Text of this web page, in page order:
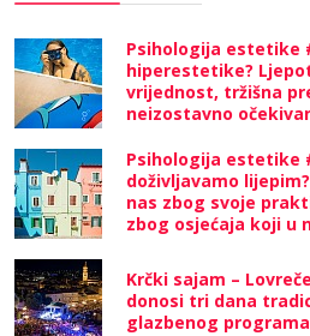
Psihologija estetike
hiperestetike?
vrijednost, tržišna
neizostavno
Psihologija estetike
doživljavamo
nas zbog svoje
zbog osjećaja koji u
Krčki sajam –
donosi tri dana
glazbenog programa